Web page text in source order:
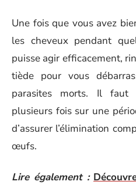
Une fois que vous avez
les cheveux pendant
puisse agir efficacement,
tiède pour vous
parasites morts. Il faut
plusieurs fois sur une
d’assurer l’élimination
œufs.
Lire également :